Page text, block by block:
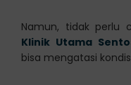
Namun, tidak perlu
Klinik Utama
bisa mengatasi